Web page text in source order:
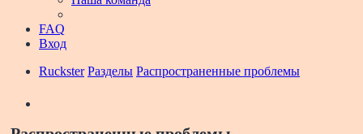
FAQ
Вход
Ruckster Разделы Распространенные проблемы